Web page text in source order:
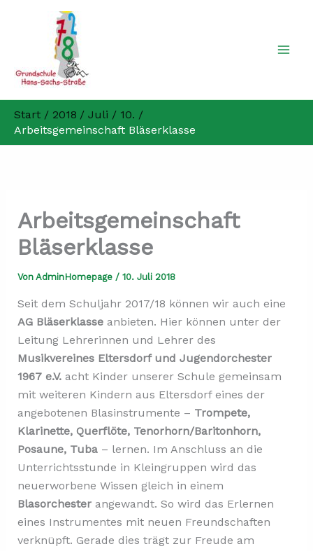
Start 2018 Juli
10.
Arbeitsgemeinschaft Bläserklasse
Arbeitsgemeinschaft
Bläserklasse
Von AdminHomepage / 10. Juli 2018
Seit dem Schuljahr 2017/18 können wir auch eine
AG Bläserklasseanbieten. Hier können unter der
Leitung Lehrerinnen und Lehrer des
Musikvereines Eltersdorf und Jugendorchester
1967 e.V.acht Kinder unserer Schule gemeinsam
mit weiteren Kindern aus Eltersdorf eines der
angebotenen Blasinstrumente – Trompete,
Klarinette, Querflöte, Tenorhorn/Baritonhorn,
Posaune, Tuba– lernen. Im Anschluss an die
Unterrichtsstunde in Kleingruppen wird das
neuerworbene Wissen gleich in einem
Blasorchesterangewandt. So wird das Erlernen
eines Instrumentes mit neuen Freundschaften
verknüpft. Gerade dies trägt zur Freude am